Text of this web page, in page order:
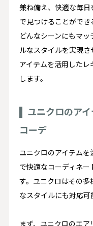
兼ね備え、快適な毎
で見つけることができ
どんなシーンにもマ
ルなスタイルを実現
アイテムを活用した
します。
ユニクロのア
コーデ
ユニクロのアイテム
で快適なコーディネ
す。ユニクロはその多
なスタイルにも対応可
まず、ユニクロのエ